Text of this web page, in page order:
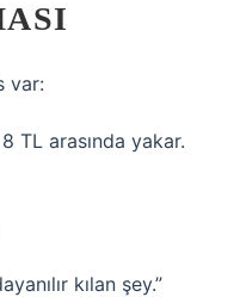
var:
TL arasında yakar.
kılan şey.”